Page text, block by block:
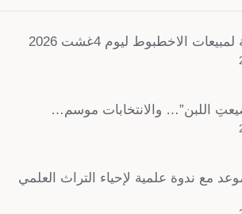
الاخطبوط ليوم 4غشت 2026
اللبن”… والانتخابات موسم…
مع ندوة علمية لإحياء التراث العلمي